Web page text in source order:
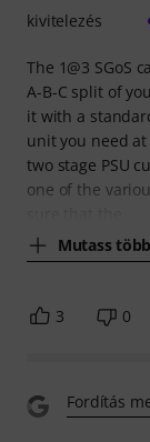
The 1@3 SGoS
A-B-C split of
it with a
unit you need at
two stage PSU
one of the
Mutass
kivitelezés
3 0
Fordítás